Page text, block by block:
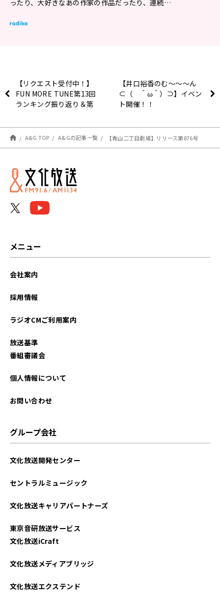
ったり、大好きなあの作家の作品だったり、連続…
【リクエスト受付中！】
FUN MORE TUNE第13回
ランキング振り返り＆第
【井口裕香のむ～～～ん
⊂（ ＾ω＾）⊃】イベン
ト開催！！
A&G TOP A&Gの記事一覧 【青山二丁目劇場】リリース第876号
メニュー
会社案内
採用情報
ラジオCMご利用案内
放送基準
番組審議会
個人情報について
お問い合わせ
グループ会社
文化放送開発センター
セントラルミュージック
文化放送キャリアパートナーズ
東京音研放送サービス
文化放送iCraft
文化放送メディアブリッジ
文化放送エクステンド